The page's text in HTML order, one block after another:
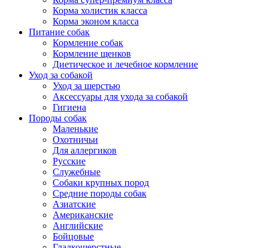
Корма холистик класса
Корма эконом класса
Питание собак
Кормление собак
Кормление щенков
Диетическое и лечебное кормление
Уход за собакой
Уход за шерстью
Аксессуары для ухода за собакой
Гигиена
Породы собак
Маленькие
Охотничьи
Для аллергиков
Русские
Служебные
Собаки крупных пород
Средние породы собак
Азиатские
Американские
Английские
Бойцовые